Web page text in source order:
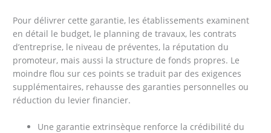
Pour délivrer cette garantie, les établissements examinent
en détail le budget, le planning de travaux, les contrats
d’entreprise, le niveau de préventes, la réputation du
promoteur, mais aussi la structure de fonds propres. Le
moindre flou sur ces points se traduit par des exigences
supplémentaires, rehausse des garanties personnelles ou
réduction du levier financier.
Une garantie extrinsèque renforce la crédibilité du